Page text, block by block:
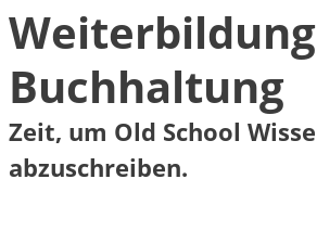
Buchhaltung
Zeit, um Old School
abzuschreiben.